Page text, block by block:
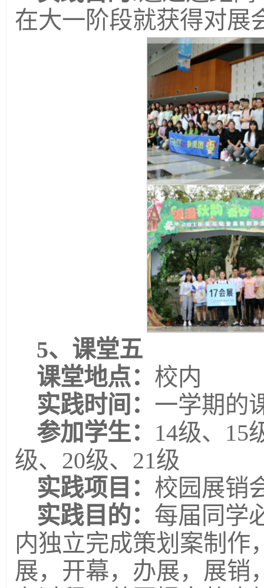
在大一阶段就获得对展
5、 课堂五
课堂地点： 校内
实践时间： 一学期的
参加学生： 14级、15
级、20级、21级
实践项目： 校园展销
实践目的： 每届同学
内独立完成策划案制作
展，开幕，办展，展销